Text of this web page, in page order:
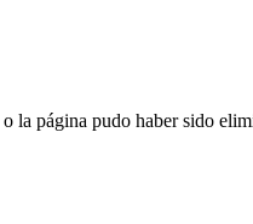
la página pudo haber sido